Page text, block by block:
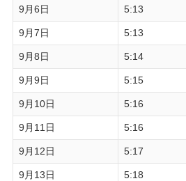
9月6日 5:13
9月7日 5:13
9月8日 5:14
9月9日 5:15
9月10日 5:16
9月11日 5:16
9月12日 5:17
9月13日 5:18